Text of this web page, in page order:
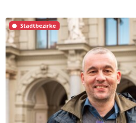
Stadtbezirke